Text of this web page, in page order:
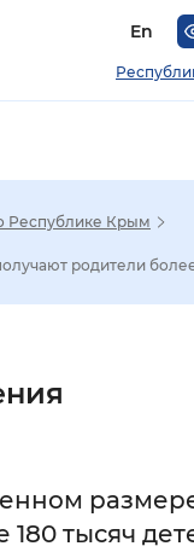
En
С засечками
Республике Крым
родители
тысяч